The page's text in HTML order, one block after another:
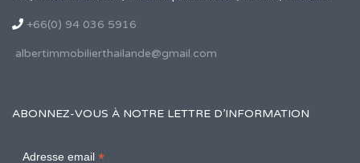
+66(0) 94 036 5916
albertimmobilierthailande@gmail.com
ABONNEZ-VOUS À NOTRE LETTRE D’INFORMATION
Adresse email *